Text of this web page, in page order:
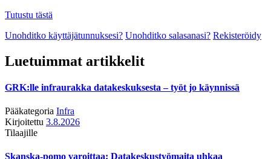
Tutustu tästä
Unohditko käyttäjätunnuksesi? Unohditko salasanasi? Rekisteröidy
Luetuimmat artikkelit
GRK:lle infraurakka datakeskuksesta – työt jo käynnissä
Pääkategoria Infra
Kirjoitettu 3.8.2026
Tilaajille
Skanska-pomo varoittaa: Datakeskustyömaita uhkaa